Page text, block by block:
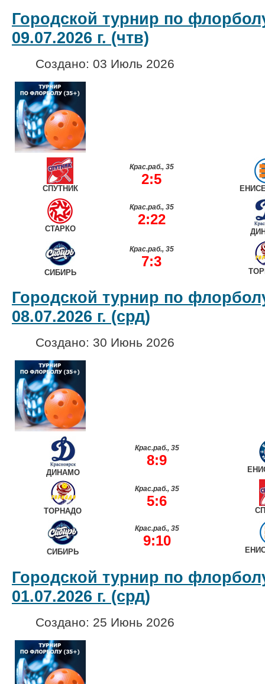
Городской турнир по
09.07.2026 г. (чтв)
Создано: 03 Июль 2026
СПУТНИК
Крас.раб., 35
2:5
СТАРКО
Крас.раб., 35
2:22
СИБИРЬ
Крас.раб., 35
7:3
Городской турнир по
08.07.2026 г. (срд)
Создано: 30 Июнь 2026
ДИНАМО
Крас.раб., 35
8:9
ТОРНАДО
Крас.раб., 35
5:6
СИБИРЬ
Крас.раб., 35
9:10
Городской турнир по
01.07.2026 г. (срд)
Создано: 25 Июнь 2026